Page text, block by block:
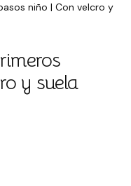
niño | Con velcro y
y suela